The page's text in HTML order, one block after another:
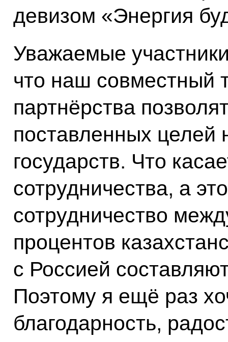
девизом «Энергия
Уважаемые
что наш совместный
партнёрства
поставленных целей
государств. Что
сотрудничества, а
сотрудничество
процентов
с Россией
Поэтому я ещё раз
благодарность,